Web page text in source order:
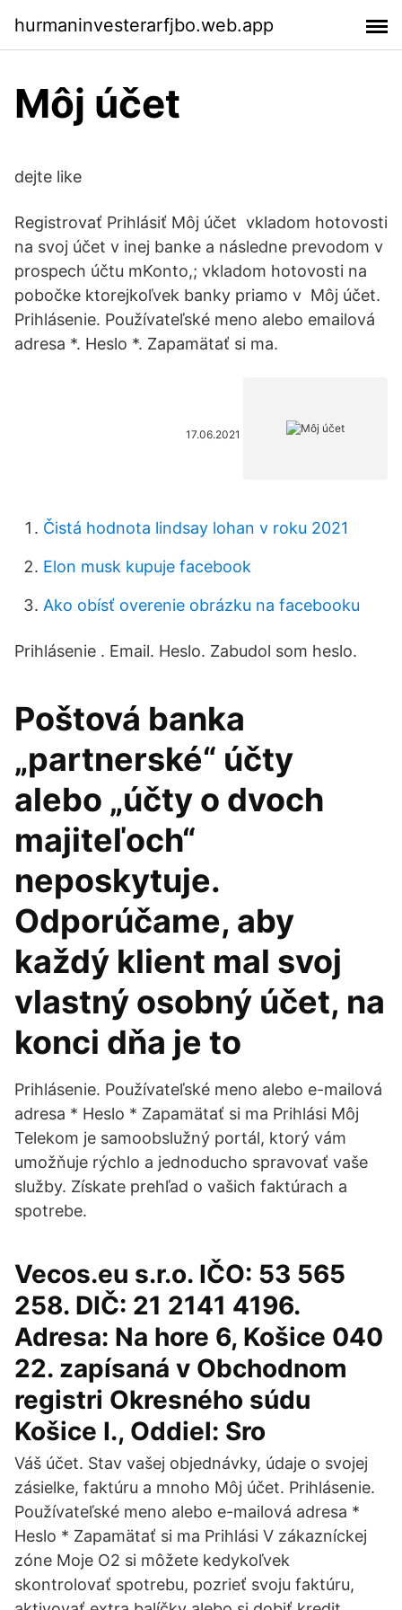
hurmaninvesterarfjbo.web.app
Môj účet
dejte like
Registrovať Prihlásiť Môj účet vkladom hotovosti
na svoj účet v inej banke a následne prevodom v
prospech účtu mKonto,; vkladom hotovosti na
pobočke ktorejkoľvek banky priamo v Môj účet.
Prihlásenie. Používateľské meno alebo emailová
adresa *. Heslo *. Zapamätať si ma.
17.06.2021
Čistá hodnota lindsay lohan v roku 2021
Elon musk kupuje facebook
Ako obísť overenie obrázku na facebooku
Prihlásenie . Email. Heslo. Zabudol som heslo.
Poštová banka
„partnerské“ účty
alebo „účty o dvoch
majiteľoch“
neposkytuje.
Odporúčame, aby
každý klient mal svoj
vlastný osobný účet, na
konci dňa je to
Prihlásenie. Používateľské meno alebo e-mailová
adresa * Heslo * Zapamätať si ma Prihlási Môj
Telekom je samoobslužný portál, ktorý vám
umožňuje rýchlo a jednoducho spravovať vaše
služby. Získate prehľad o vašich faktúrach a
spotrebe.
Vecos.eu s.r.o. IČO: 53 565
258. DIČ: 21 2141 4196.
Adresa: Na hore 6, Košice 040
22. zapísaná v Obchodnom
registri Okresného súdu
Košice I., Oddiel: Sro
Váš účet. Stav vašej objednávky, údaje o svojej
zásielke, faktúru a mnoho Môj účet. Prihlásenie.
Používateľské meno alebo e-mailová adresa *
Heslo * Zapamätať si ma Prihlási V zákazníckej
zóne Moje O2 si môžete kedykoľvek
skontrolovať spotrebu, pozrieť svoju faktúru,